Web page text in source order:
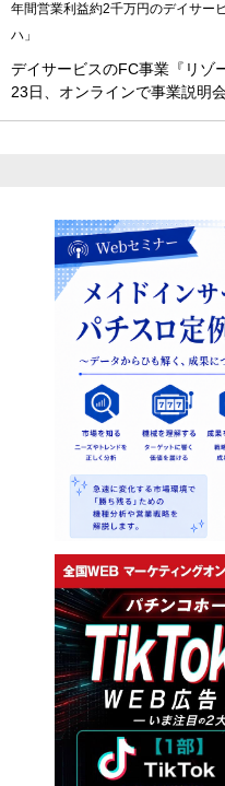
年間営業利益約2千万円のデイサー
ハ」
デイサービスのFC事業『リゾ
23日、オンラインで事業説明